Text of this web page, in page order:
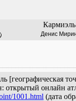
Кармиэль
Денис
онлайн
1001.html (дата